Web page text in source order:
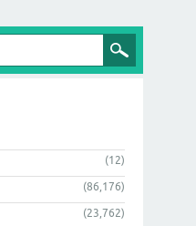
(12)
(86,176)
(23,762)